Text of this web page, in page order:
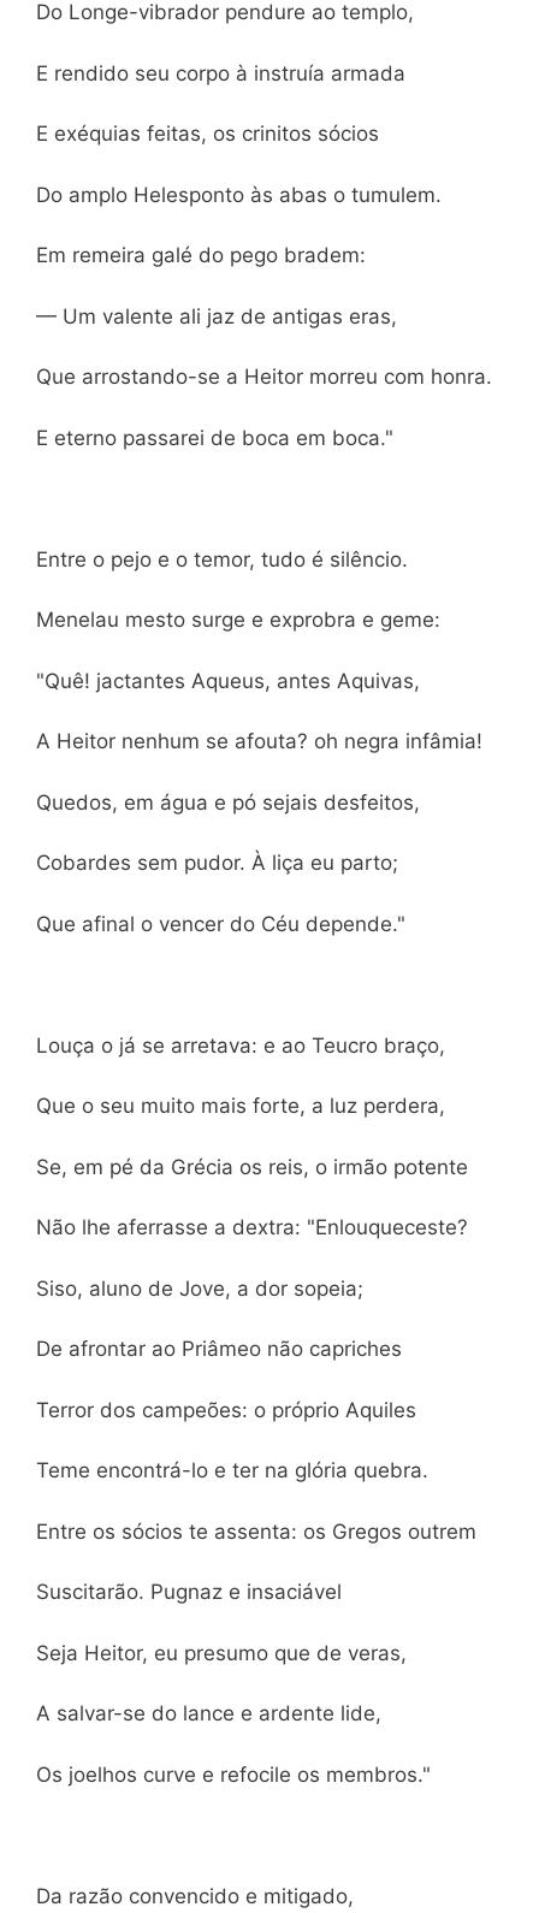
Do Longe-vibrador pendure ao templo,
E rendido seu corpo à instruía armada
E exéquias feitas, os crinitos sócios
Do amplo Helesponto às abas o tumulem.
Em remeira galé do pego bradem:
— Um valente ali jaz de antigas eras,
Que arrostando-se a Heitor morreu com honra.
E eterno passarei de boca em boca."
Entre o pejo e o temor, tudo é silêncio.
Menelau mesto surge e exprobra e geme:
"Quê! jactantes Aqueus, antes Aquivas,
A Heitor nenhum se afouta? oh negra infâmia!
Quedos, em água e pó sejais desfeitos,
Cobardes sem pudor. À liça eu parto;
Que afinal o vencer do Céu depende."
Louça o já se arretava: e ao Teucro braço,
Que o seu muito mais forte, a luz perdera,
Se, em pé da Grécia os reis, o irmão potente
Não lhe aferrasse a dextra: "Enlouqueceste?
Siso, aluno de Jove, a dor sopeia;
De afrontar ao Priâmeo não capriches
Terror dos campeões: o próprio Aquiles
Teme encontrá-lo e ter na glória quebra.
Entre os sócios te assenta: os Gregos outrem
Suscitarão. Pugnaz e insaciável
Seja Heitor, eu presumo que de veras,
A salvar-se do lance e ardente lide,
Os joelhos curve e refocile os membros."
Da razão convencido e mitigado,